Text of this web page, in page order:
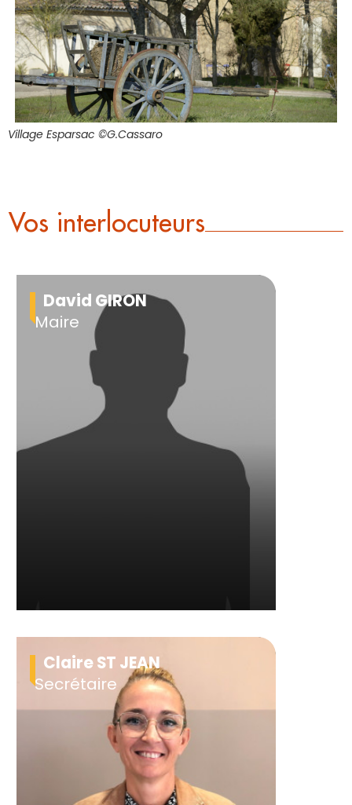
Village Esparsac ©G.Cassaro
Vos interlocuteurs
David GIRON
Maire
Claire ST JEAN
Secrétaire